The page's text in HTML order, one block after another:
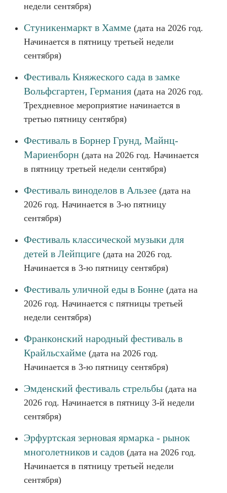
недели сентября)
Стуникенмаркт в Хамме (дата на 2026 год.
Начинается в пятницу третьей недели
сентября)
Фестиваль Княжеского сада в замке
Вольфсгартен, Германия (дата на 2026 год.
Трехдневное мероприятие начинается в
третью пятницу сентября)
Фестиваль в Борнер Грунд, Майнц-
Мариенборн (дата на 2026 год. Начинается
в пятницу третьей недели сентября)
Фестиваль виноделов в Альзее (дата на
2026 год. Начинается в 3-ю пятницу
сентября)
Фестиваль классической музыки для
детей в Лейпциге (дата на 2026 год.
Начинается в 3-ю пятницу сентября)
Фестиваль уличной еды в Бонне (дата на
2026 год. Начинается с пятницы третьей
недели сентября)
Франконский народный фестиваль в
Крайльсхайме (дата на 2026 год.
Начинается в 3-ю пятницу сентября)
Эмденский фестиваль стрельбы (дата на
2026 год. Начинается в пятницу 3-й недели
сентября)
Эрфуртская зерновая ярмарка - рынок
многолетников и садов (дата на 2026 год.
Начинается в пятницу третьей недели
сентября)